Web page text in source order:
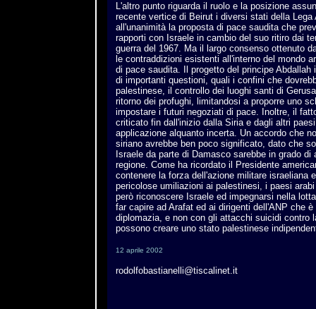
L'altro punto riguarda il ruolo e la posizione
recente vertice di Beirut i diversi stati della Lega
all'unanimità la proposta di pace saudita che
rapporti con Israele in cambio del suo ritiro dai
guerra del 1967. Ma il largo consenso ottenuto
le contraddizioni esistenti all'interno del mondo
di pace saudita. Il progetto del principe Abdallah
di importanti questioni, quali i confini che
palestinese, il controllo dei luoghi santi di
ritorno dei profughi, limitandosi a proporre uno
impostare i futuri negoziati di pace. Inoltre, il
criticato fin dall'inizio dalla Siria e dagli altri
applicazione alquanto incerta. Un accordo che
siriano avrebbe ben poco significato, dato che
Israele da parte di Damasco sarebbe in grado
regione. Come ha ricordato il Presidente
contenere la forza dell'azione militare israeliana
pericolose umiliazioni ai palestinesi, i paesi
però riconoscere Israele ed impegnarsi nella
far capire ad Arafat ed ai dirigenti dell'ANP che
diplomazia, e non con gli attacchi suicidi contro
possono creare uno stato palestinese
12 aprile 2002
rodolfobastianelli@tiscalinet.it